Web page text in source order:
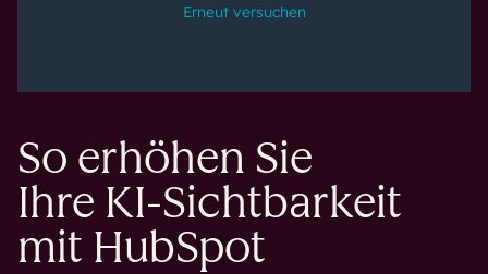
So erhöhen Sie
Ihre KI-Sichtbarkeit
mit HubSpot